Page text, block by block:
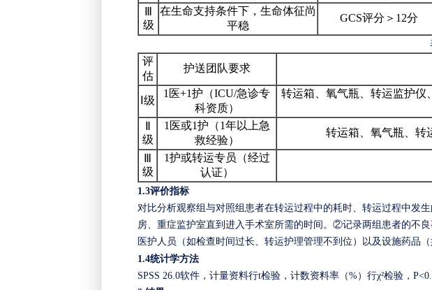
级
在生命支持条件下，生命体征尚
平稳
GCS评分＞12分
评
估
护送团队要求
Ⅰ级
1医+1护（ICU/急诊专
科资质）
转运箱
氧气瓶、转运监护仪
级
1医或1护（1年以上急
救经验）
转运箱、氧气瓶、转
级
1护或转运专员（经过
认证）
1.3评价指标
对比分析观察组与对照组患者在转运过程中的耗时、转运过程中发
房、重症监护室直到进入手术室所需的时间。②记录两组患者的不
医护人员（如检查时间过长、转运护理管理不到位）以及设施药品
1.4统计学方法
SPSS 26.0软件，计量资料行t检验，计数资料率（%）行χ²检验，